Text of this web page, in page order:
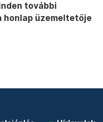
további
honlap üzemeltetője